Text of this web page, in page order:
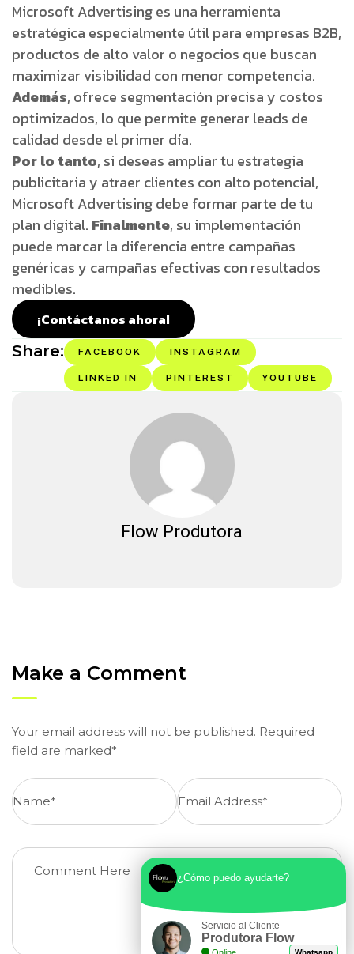
Microsoft Advertising es una herramienta
estratégica especialmente útil para empresas B2B,
productos de alto valor o negocios que buscan
maximizar visibilidad con menor competencia.
Además, ofrece segmentación precisa y costos
optimizados, lo que permite generar leads de
calidad desde el primer día.
Por lo tanto, si deseas ampliar tu estrategia
publicitaria y atraer clientes con alto potencial,
Microsoft Advertising debe formar parte de tu
plan digital. Finalmente, su implementación
puede marcar la diferencia entre campañas
genéricas y campañas efectivas con resultados
medibles.
¡Contáctanos ahora!
Share:
FACEBOOK INSTAGRAM
LINKED IN PINTEREST YOUTUBE
Flow Produtora
Make a Comment
Your email address will not be published. Required
field are marked*
¿Cómo puedo ayudarte?
Servicio al Cliente
Produtora Flow
Whatsapp